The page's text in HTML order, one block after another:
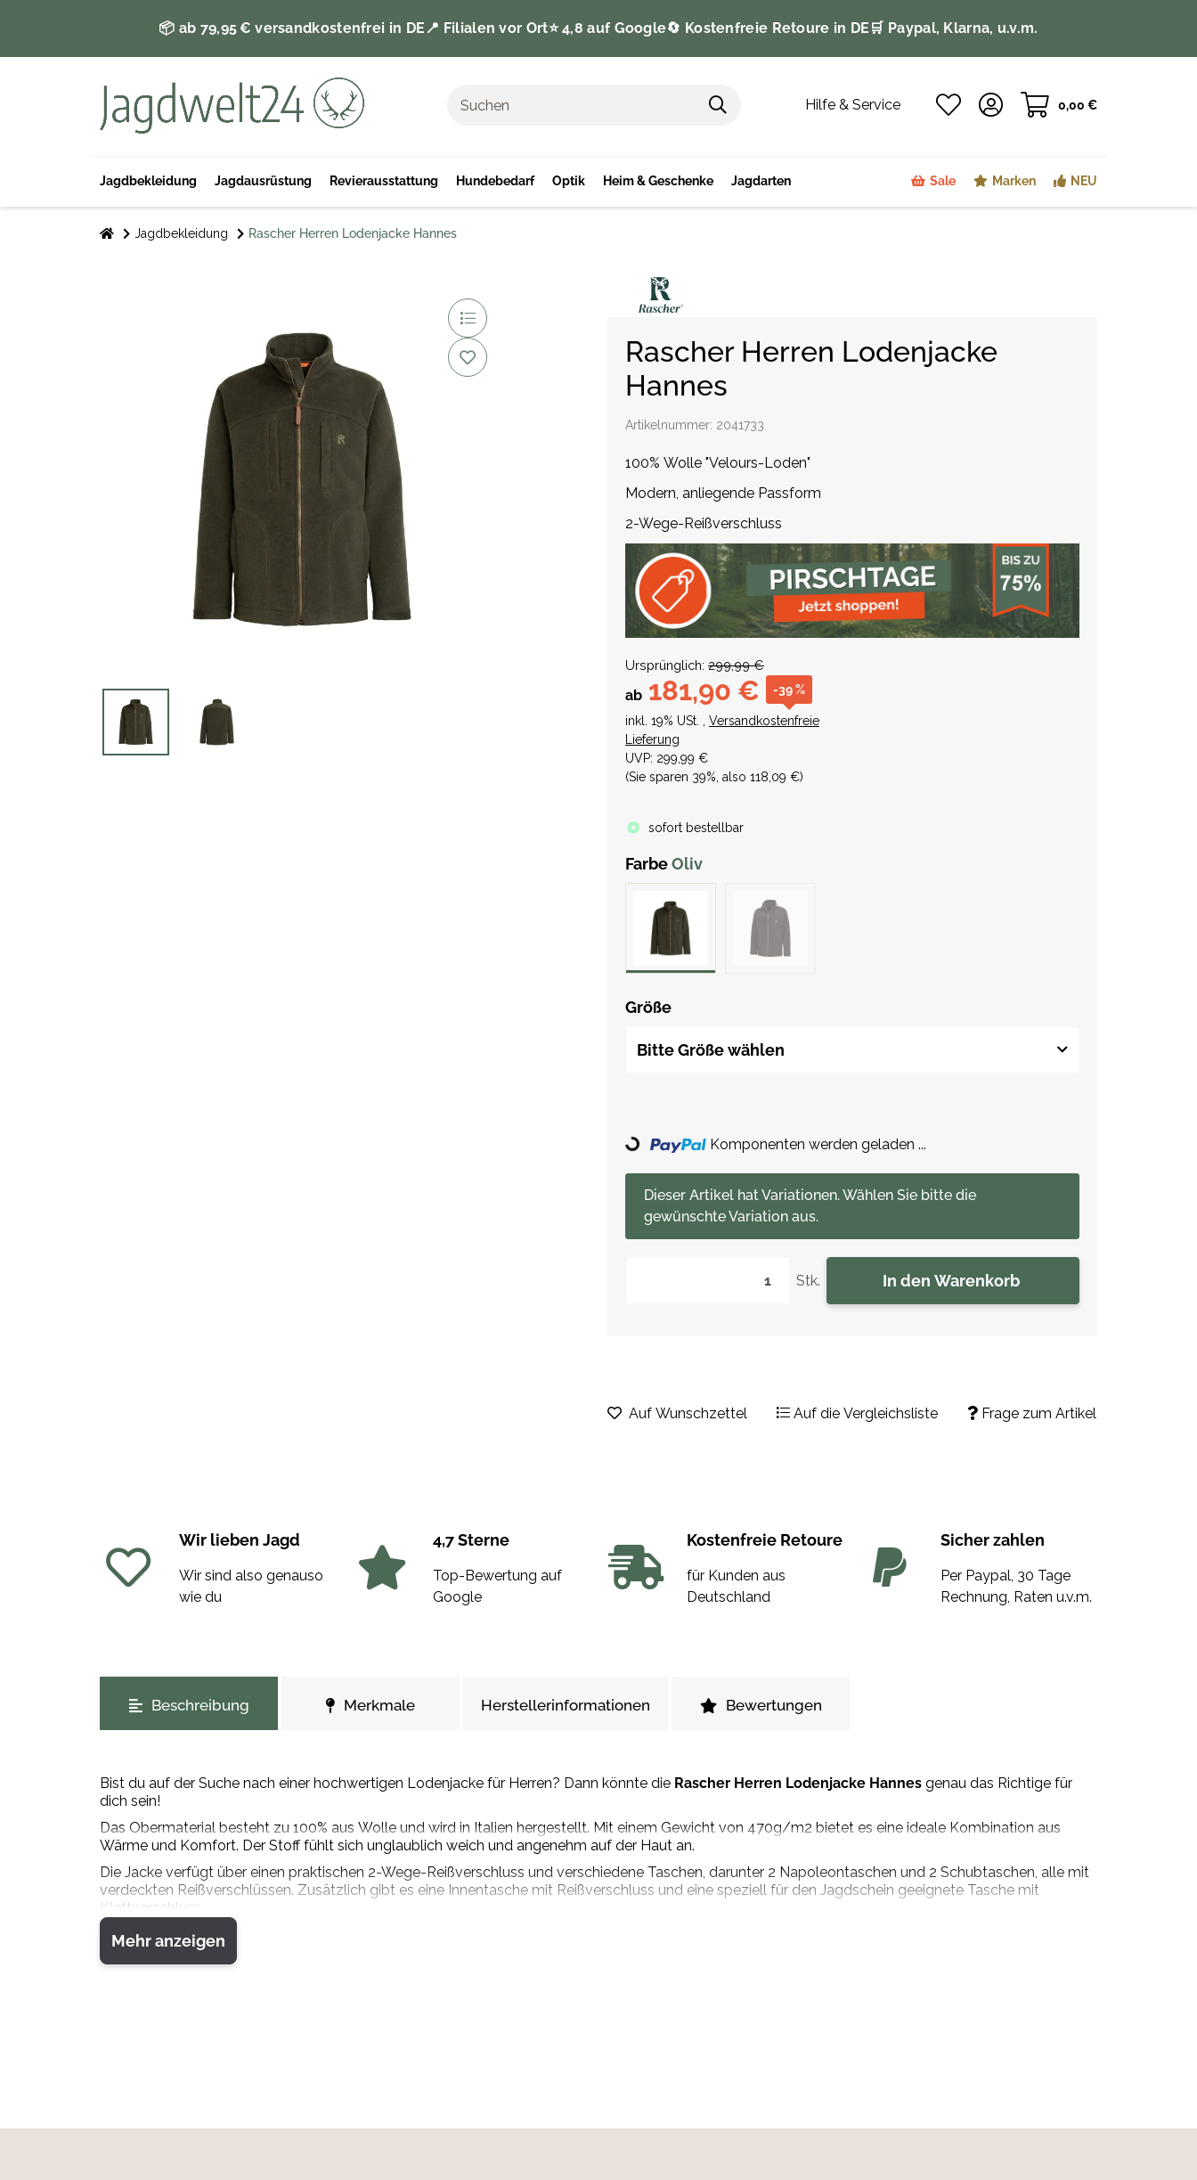
📦 ab 79,95 € versandkostenfrei in DE 📍 Filialen vor Ort⭐️ 4,8 auf Google🔄 Kostenfreie Retoure in DE 🛒 Paypal, Klarna, u.v.m.
Hilfe & Service 0,00 €
Jagdbekleidung Jagdausrüstung Revierausstattung Hundebedarf Optik Heim & Geschenke Jagdarten Sale Marken NEU
Jagdbekleidung Rascher Herren Lodenjacke Hannes
Rascher Herren Lodenjacke
Hannes
Artikelnummer: 2041733
100% Wolle "Velours-Loden"
Modern, anliegende Passform
2-Wege-Reißverschluss
Ursprünglich: 299,99 €
ab 181,90 € -39 %
inkl. 19% USt. , Versandkostenfreie
Lieferung
UVP: 299,99 €
(Sie sparen 39%, also 118,09 €)
sofort bestellbar
FarbeOliv
Größe
Bitte Größe wählen
Stk. In den Warenkorb
xDieser Artikel hat Variationen. Wählen Sie bitte die
gewünschte Variation aus.
Loading... Komponenten werden geladen ...
Frage zum Artikel
Auf Wunschzettel Auf die Vergleichsliste
Wir lieben Jagd
Wir sind also genauso
wie du
4,7 Sterne
Top-Bewertung auf
Google
Kostenfreie Retoure
für Kunden aus
Deutschland
Sicher zahlen
Per Paypal, 30 Tage
Rechnung, Raten u.v.m.
Beschreibung Merkmale Herstellerinformationen Bewertungen
Bist du auf der Suche nach einer hochwertigen Lodenjacke für Herren? Dann könnte die Rascher Herren Lodenjacke Hannes genau das Richtige für
dich sein!
Das Obermaterial besteht zu 100% aus Wolle und wird in Italien hergestellt. Mit einem Gewicht von 470g/m2 bietet es eine ideale Kombination aus
Wärme und Komfort. Der Stoff fühlt sich unglaublich weich und angenehm auf der Haut an.
Die Jacke verfügt über einen praktischen 2-Wege-Reißverschluss und verschiedene Taschen, darunter 2 Napoleontaschen und 2 Schubtaschen, alle mit
verdeckten Reißverschlüssen. Zusätzlich gibt es eine Innentasche mit Reißverschluss und eine speziell für den Jagdschein geeignete Tasche mit
Klettverschluss.
Mit ihrem hochschließenden Kragen und der modernen, etwas engeren Passform ist die Lodenjacke Hannes nicht nur funktional, sondern sieht auch
noch gut aus. Das dezente Logostickerei auf der linken Brust und hinten außen auf dem Stehkragen verleiht ihr eine besondere Note.
Mehr anzeigen